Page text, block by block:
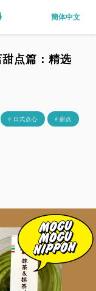
簡体中文
点篇：精选
# 日式点心 # 甜点